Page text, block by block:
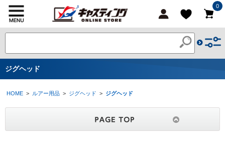
0
ジグヘッド
HOME > ルアー用品 > ジグヘッド > ジグヘッド